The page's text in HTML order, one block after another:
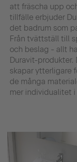
att fräscha upp
tillfälle erbjuder
det badrum som
Från tvättställ till
och beslag - allt
Duravit-produkter.
skapar ytterligare
de många
mer individualitet